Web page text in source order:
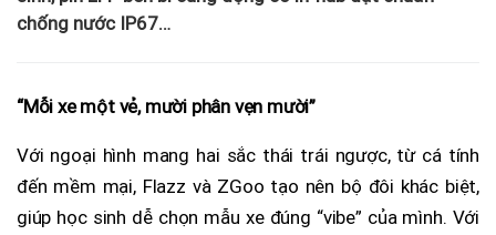
chống nước IP67…
“Mỗi xe một vẻ, mười phân vẹn mười”
Với ngoại hình mang hai sắc thái trái ngược, từ cá tính
đến mềm mại, Flazz và ZGoo tạo nên bộ đôi khác biệt,
giúp học sinh dễ chọn mẫu xe đúng “vibe” của mình. Với